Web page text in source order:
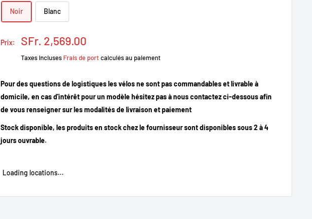
Noir Blanc
Prix:
Prix
SFr. 2,569.00
Taxes incluses Frais de portcalculés au paiement
Pour des questions de logistiques les vélos ne sont pas commandables et livrable à
domicile, en cas d'intérêt pour un modèle hésitez pas à nous contactez ci-dessous afin
de vous renseigner sur les modalités de livraison et paiement
Stock disponible, les produits en stock chez le fournisseur sont disponibles sous 2 à 4
jours ouvrable.
Loading locations...